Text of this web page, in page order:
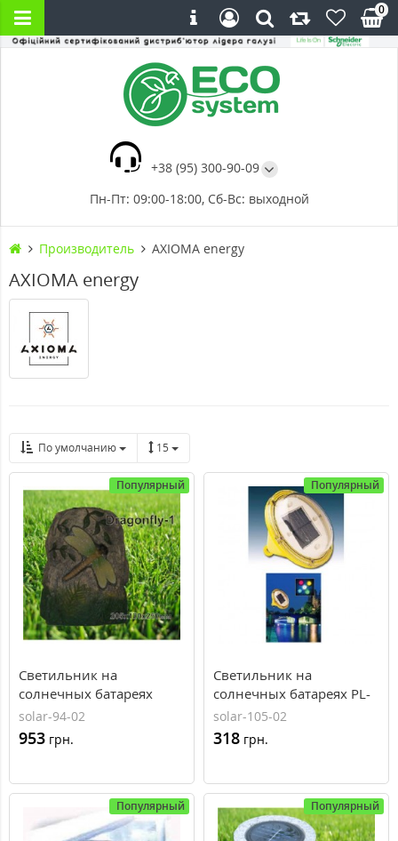
+38 (95) 300-90-09
Пн-Пт: 09:00-18:00, Сб-Вс: выходной
0
Производитель AXIOMA energy
AXIOMA energy
По умолчанию 15
Популярный
Светильник на
солнечных батареях
Dragonfly-1, AXIOMA
energy
solar-94-02
953 грн.
Популярный
Светильник на
солнечных батареях PL-
1A01, AXIOMA energy
solar-105-02
318 грн.
Популярный Популярный